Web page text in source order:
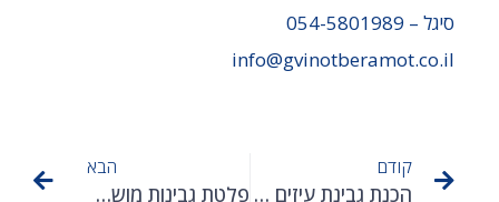
סיגל – 054-5801989
info@gvinotberamot.co.il
קודם
הכנת גבינת עיזים ביתית – מה חשוב לדעת
הבא
פלטת גבינות מושלמת: טיפים והמלצות להכנה ועיצוב